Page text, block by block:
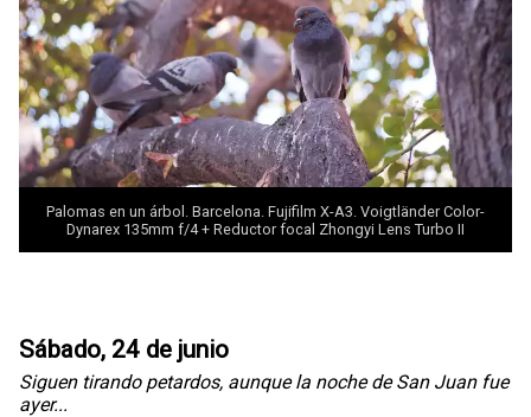
Palomas en un árbol. Barcelona. Fujifilm X-A3. Voigtländer Color-
Dynarex 135mm f/4 + Reductor focal Zhongyi Lens Turbo II
Sábado, 24 de junio
Siguen tirando petardos, aunque la noche de San Juan fue
ayer...